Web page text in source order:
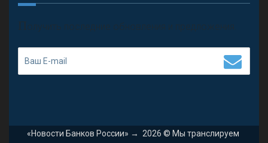
П олучить последние обновления и предложения.
«Новости Банков России» → 2026 © Мы транслируем